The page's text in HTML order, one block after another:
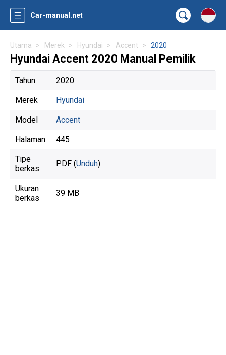
Car-manual.net
Utama Merek Hyundai Accent 2020
Hyundai Accent 2020 Manual Pemilik
Tahun 2020
Merek Hyundai
Model Accent
Halaman 445
Tipe
berkas
PDF (Unduh)
Ukuran
berkas
39 MB